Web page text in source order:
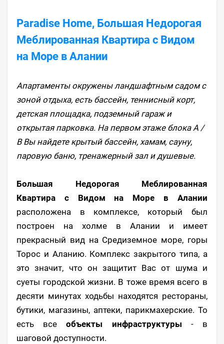
Paradise Home, Большая Недорогая
Меблированная Квартира с Видом
на Море в Алании
Апартаменты окружены ландшафтным садом с
зоной отдыха, есть бассейн, теннисный корт,
детская площадка, подземный гараж и
открытая парковка. На первом этаже блока A /
B Вы найдете крытый бассейн, хамам, сауну,
паровую баню, тренажерный зал и душевые.
Большая Недорогая Меблированная
Квартира с Видом на Море в Алании
расположена в комплексе, который был
построен на холме в Алании и имеет
прекрасный вид на Средиземное море, горы
Торос и Аланию. Комплекс закрытого типа, а
это значит, что он защитит Вас от шума и
суеты городской жизни. В тоже время всего в
десяти минутах ходьбы находятся рестораны,
бутики, магазины, аптеки, парикмахерские. То
есть всеобъекты инфраструктуры - в
шаговой доступности.